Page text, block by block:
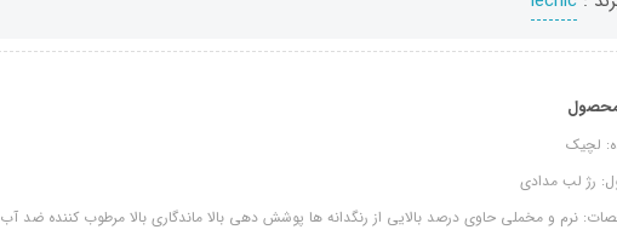
لچیک
رژ لب مدادی
نرم و مخملی حاوی درصد بالایی از رنگدانه ها پوشش دهی بالا ماندگاری بالا مرطوب کننده ضد آب